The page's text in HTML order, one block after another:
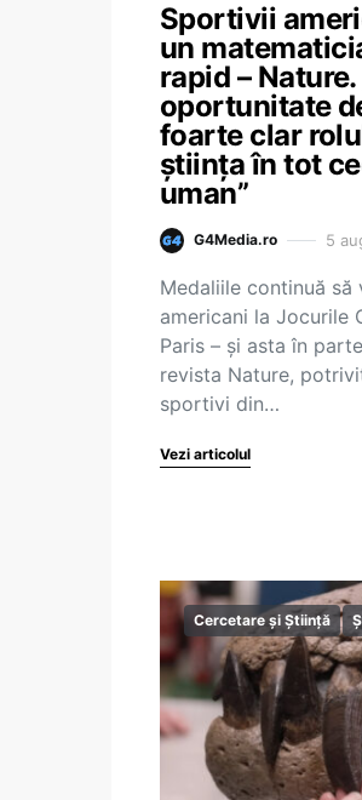
Sportivii
un
rapid – Nature.
oportunitate
foarte clar
știința în tot
uman”
G4Media.ro 5
Medaliile continuă
americani la Jocurile
Paris – și asta în
revista Nature,
sportivi din…
Vezi articolul
Cercetare și Știință